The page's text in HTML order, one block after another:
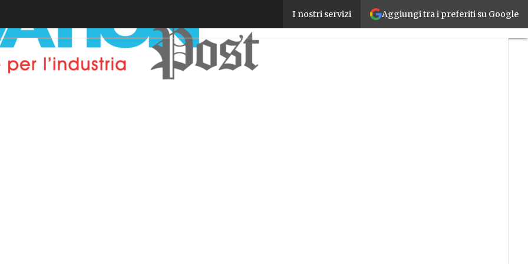
Aggiungi tra i preferiti su Google
I nostri servizi
Per Bosch Rexroth l’efficienza passa